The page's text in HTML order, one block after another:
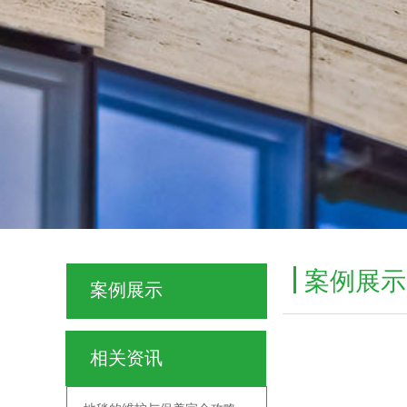
案例展示
案例展示
相关资讯